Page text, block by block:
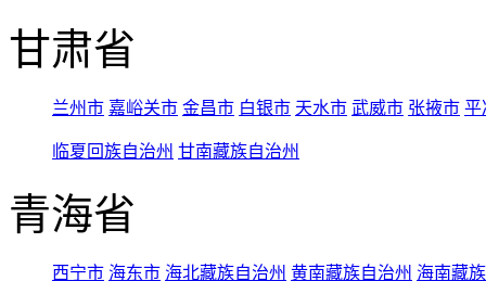
甘肃省
兰州市 嘉峪关市 金昌市 白银市 天水市 武威市 张掖市 平
临夏回族自治州 甘南藏族自治州
青海省
西宁市 海东市 海北藏族自治州 黄南藏族自治州 海南藏